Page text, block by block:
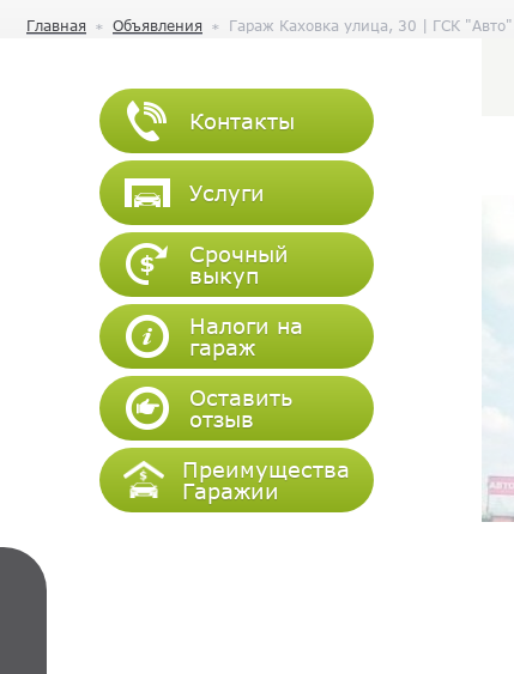
Главная Объявления Гараж Каховка улица, 30 | ГСК "Авто"
Контакты
Услуги
Срочный
выкуп
Налоги на
гараж
Оставить
отзыв
Преимущества
Гаражии